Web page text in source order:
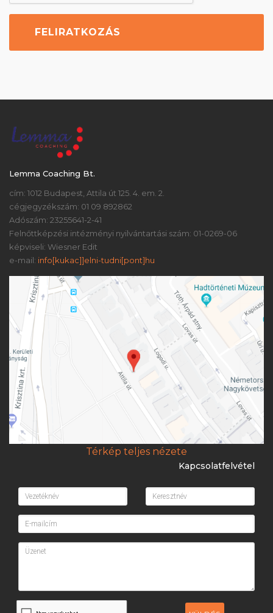
Lemma Coaching Bt.
cím: 1012 Budapest, Attila út 125. 4. em. 2.
cégjegyzékszám: 01 09 892862
Adószám: 23255641-2-41
Felnőttképzési intézményi nyilvántartási szám: 01-0269-06
képviseli: Wiesner Edit
e-mail: info[kukac]]elni-tudni[pont]hu
Térkép teljes nézete
Kapcsolatfelvétel